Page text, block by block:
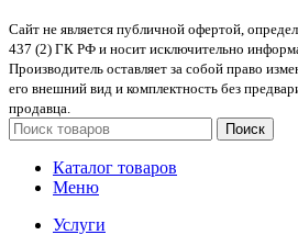
Сайт не является публичной офертой,
437 (2) ГК РФ и носит исключительно
Производитель оставляет за собой право
его внешний вид и комплектность без
продавца.
Поиск
Каталог товаров
Меню
Услуги